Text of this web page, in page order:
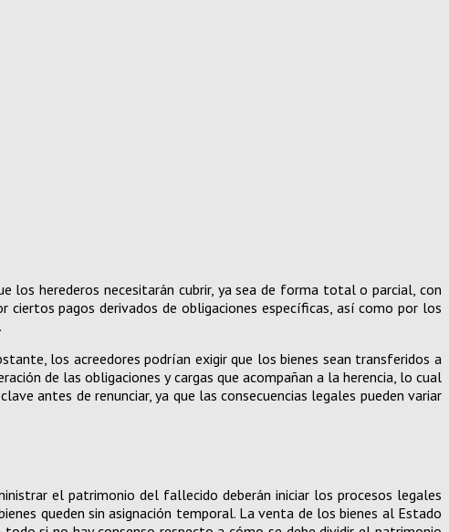
los herederos necesitarán cubrir, ya sea de forma total o parcial, con
ciertos pagos derivados de obligaciones específicas, así como por los
los acreedores podrían exigir que los bienes sean transferidos a
de las obligaciones y cargas que acompañan a la herencia, lo cual
antes de renunciar, ya que las consecuencias legales pueden variar
el patrimonio del fallecido deberán iniciar los procesos legales
queden sin asignación temporal. La venta de los bienes al Estado